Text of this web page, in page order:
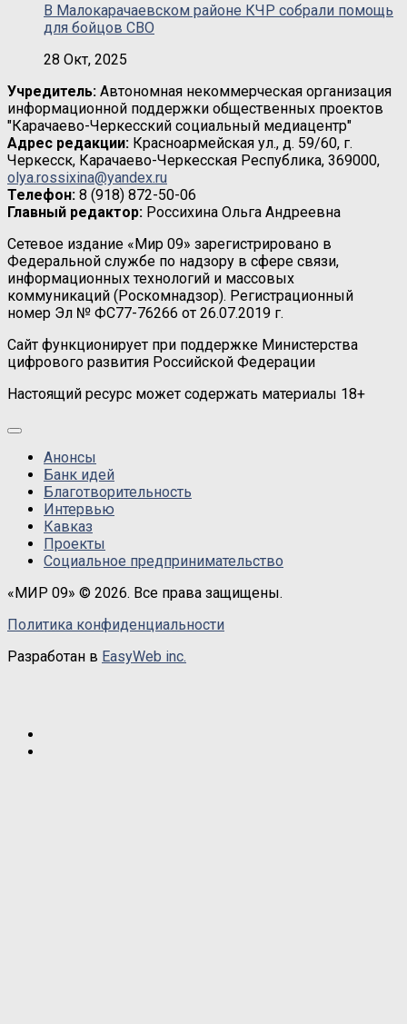
В Малокарачаевском районе КЧР собрали помощь
для бойцов СВО
28 Окт, 2025
Учредитель: Автономная некоммерческая организация
информационной поддержки общественных проектов
"Карачаево-Черкесский социальный медиацентр"
Адрес редакции: Красноармейская ул., д. 59/60, г.
Черкесск, Карачаево-Черкесская Республика, 369000,
olya.rossixina@yandex.ru
Телефон: 8 (918) 872-50-06
Главный редактор: Россихина Ольга Андреевна
Сетевое издание «Мир 09» зарегистрировано в
Федеральной службе по надзору в сфере связи,
информационных технологий и массовых
коммуникаций (Роскомнадзор). Регистрационный
номер Эл № ФС77-76266 от 26.07.2019 г.
Сайт функционирует при поддержке Министерства
цифрового развития Российской Федерации
Настоящий ресурс может содержать материалы 18+
Анонсы
Банк идей
Благотворительность
Интервью
Кавказ
Проекты
Социальное предпринимательство
«МИР 09» © 2026. Все права защищены.
Политика конфиденциальности
Разработан в EasyWeb inc.